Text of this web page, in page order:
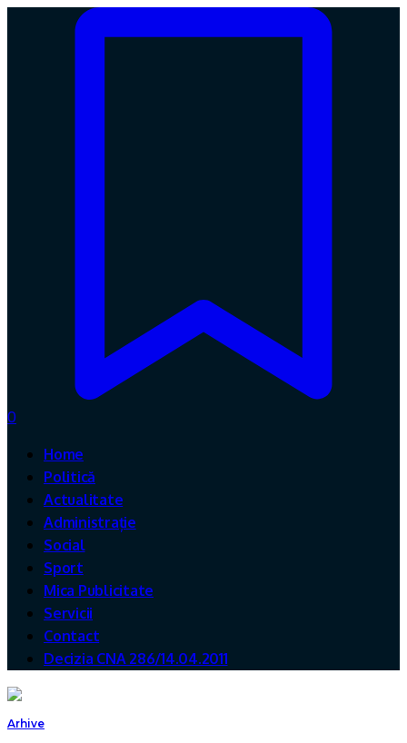
0
Home
Politică
Actualitate
Administrație
Social
Sport
Mica Publicitate
Servicii
Contact
Decizia CNA 286/14.04.2011
Arhive